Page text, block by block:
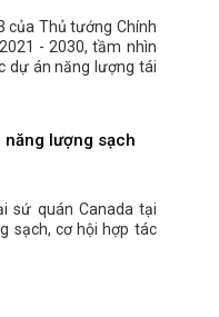
của Thủ tướng Chính
- 2030, tầm nhìn
dự án năng lượng tái
lượng sạch
sứ quán Canada tại
sạch, cơ hội hợp tác